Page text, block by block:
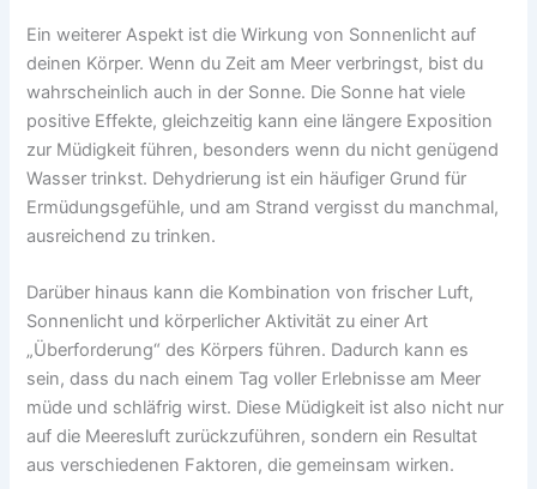
Ein weiterer Aspekt ist die Wirkung von Sonnenlicht auf
deinen Körper. Wenn du Zeit am Meer verbringst, bist du
wahrscheinlich auch in der Sonne. Die Sonne hat viele
positive Effekte, gleichzeitig kann eine längere Exposition
zur Müdigkeit führen, besonders wenn du nicht genügend
Wasser trinkst. Dehydrierung ist ein häufiger Grund für
Ermüdungsgefühle, und am Strand vergisst du manchmal,
ausreichend zu trinken.
Darüber hinaus kann die Kombination von frischer Luft,
Sonnenlicht und körperlicher Aktivität zu einer Art
„Überforderung“ des Körpers führen. Dadurch kann es
sein, dass du nach einem Tag voller Erlebnisse am Meer
müde und schläfrig wirst. Diese Müdigkeit ist also nicht nur
auf die Meeresluft zurückzuführen, sondern ein Resultat
aus verschiedenen Faktoren, die gemeinsam wirken.